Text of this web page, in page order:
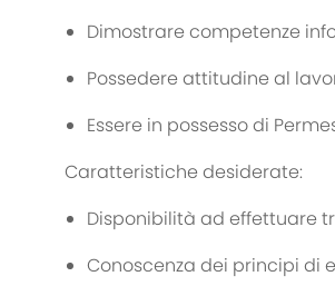
Dimostrare competenze
Possedere attitudine al
Essere in possesso di
Caratteristiche desiderate:
Disponibilità ad effettuare
Conoscenza dei principi